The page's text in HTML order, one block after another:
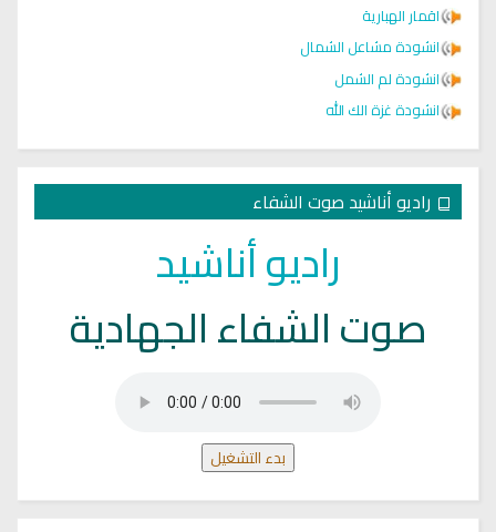
اقمار الهبارية
انشودة مشاعل الشمال
انشودة لم الشمل
انشودة غزة الك الله
راديو أناشيد صوت الشفاء
راديو أناشيد
صوت الشفاء الجهادية
بدء التشغيل